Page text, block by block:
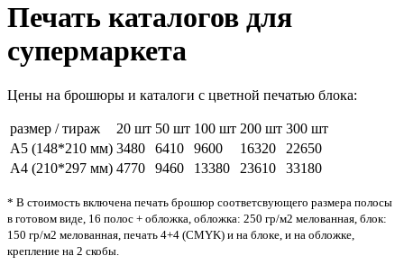
Печать каталогов для
супермаркета
Цены на брошюры и каталоги с цветной печатью блока:
размер / тираж 20 шт 50 шт 100 шт 200 шт 300 шт
А5 (148*210 мм) 3480 6410 9600 16320
22650
А4 (210*297 мм) 4770 9460 13380 23610 33180
* В стоимость включена печать брошюр соответсвующего размера полосы
в готовом виде, 16 полос + обложка, обложка: 250 гр/м2 мелованная, блок:
150 гр/м2 мелованная, печать 4+4 (CMYK) и на блоке, и на обложке,
крепление на 2 скобы.